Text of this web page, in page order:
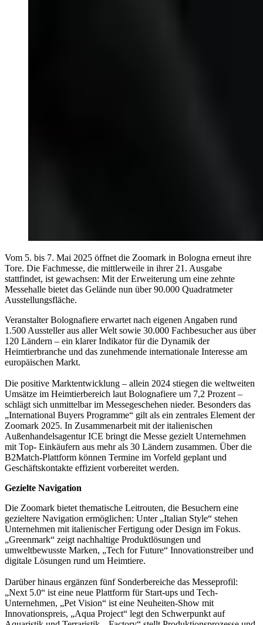
Vom 5. bis 7. Mai 2025 öffnet die Zoomark in Bologna erneut ihre
Tore. Die Fachmesse, die mittlerweile in ihrer 21. Ausgabe
stattfindet, ist gewachsen: Mit der Erweiterung um eine zehnte
Messehalle bietet das Gelände nun über 90.000 Quadratmeter
Ausstellungsfläche.
Veranstalter Bolognafiere erwartet nach eigenen Angaben rund
1.500 Aussteller aus aller Welt sowie 30.000 Fachbesucher aus über
120 Ländern – ein klarer Indikator für die Dynamik der
Heimtierbranche und das zunehmende internationale Interesse am
europäischen Markt.
Die positive Marktentwicklung – allein 2024 stiegen die weltweiten
Umsätze im Heimtierbereich laut Bolognafiere um 7,2 Prozent –
schlägt sich unmittelbar im Messegeschehen nieder. Besonders das
„International Buyers Programme“ gilt als ein zentrales Element der
Zoomark 2025. In Zusammenarbeit mit der italienischen
Außenhandelsagentur ICE bringt die Messe gezielt Unternehmen
mit Top- Einkäufern aus mehr als 30 Ländern zusammen. Über die
B2Match-Plattform können Termine im Vorfeld geplant und
Geschäftskontakte effizient vorbereitet werden.
Gezielte Navigation
Die Zoomark bietet thematische Leitrouten, die Besuchern eine
gezieltere Navigation ermöglichen: Unter „Italian Style“ stehen
Unternehmen mit italienischer Fertigung oder Design im Fokus.
„Greenmark“ zeigt nachhaltige Produktlösungen und
umweltbewusste Marken, „Tech for Future“ Innovationstreiber und
digitale Lösungen rund um Heimtiere.
Darüber hinaus ergänzen fünf Sonderbereiche das Messeprofil:
„Next 5.0“ ist eine neue Plattform für Start-ups und Tech-
Unternehmen, „Pet Vision“ ist eine Neuheiten-Show mit
Innovationspreis, „Aqua Project“ legt den Schwerpunkt auf